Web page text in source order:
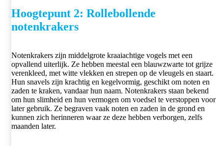
Hoogtepunt 2: Rollebollende
notenkrakers
Notenkrakers zijn middelgrote kraaiachtige vogels met een
opvallend uiterlijk. Ze hebben meestal een blauwzwarte tot grijze
verenkleed, met witte vlekken en strepen op de vleugels en staart.
Hun snavels zijn krachtig en kegelvormig, geschikt om noten en
zaden te kraken, vandaar hun naam. Notenkrakers staan ​​bekend
om hun slimheid en hun vermogen om voedsel te verstoppen voor
later gebruik. Ze begraven vaak noten en zaden in de grond en
kunnen zich herinneren waar ze deze hebben verborgen, zelfs
maanden later.